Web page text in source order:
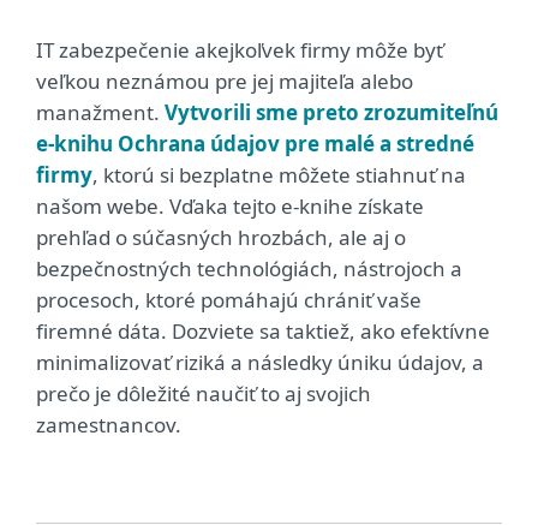
IT zabezpečenie akejkoľvek firmy môže byť
veľkou neznámou pre jej majiteľa alebo
manažment. Vytvorili sme preto zrozumiteľnú
e-knihu Ochrana údajov pre malé a stredné
firmy, ktorú si bezplatne môžete stiahnuť na
našom webe. Vďaka tejto e-knihe získate
prehľad o súčasných hrozbách, ale aj o
bezpečnostných technológiách, nástrojoch a
procesoch, ktoré pomáhajú chrániť vaše
firemné dáta. Dozviete sa taktiež, ako efektívne
minimalizovať riziká a následky úniku údajov, a
prečo je dôležité naučiť to aj svojich
zamestnancov.